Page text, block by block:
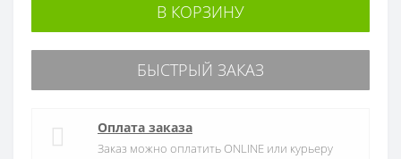
В КОРЗИНУ
БЫСТРЫЙ ЗАКАЗ
Оплата заказа
Заказ можно оплатить ONLINE или курьеру